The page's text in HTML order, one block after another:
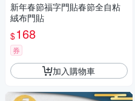
新年春節福字門貼春節全自粘
絨布門貼
$168
券
加入購物車